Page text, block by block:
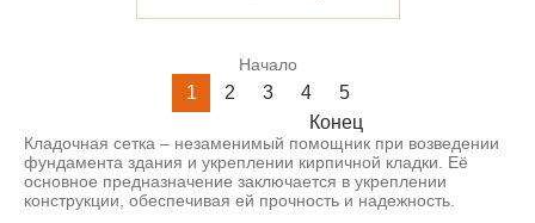
Начало
1 2 3 4
5
Конец
Кладочная сетка – незаменимый помощник при возведении
фундамента здания и укреплении кирпичной кладки. Её
основное предназначение заключается в укреплении
конструкции, обеспечивая ей прочность и надежность.